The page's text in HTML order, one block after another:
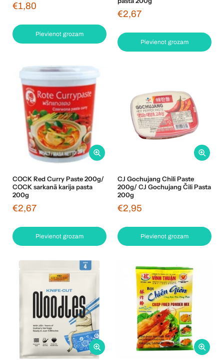
€1,80
Pievienot grozam
€2,67
Pievienot grozam
COCK Red Curry Paste 200g/
COCK sarkanā karija pasta
200g
€2,67
Pievienot grozam
CJ Gochujang Chili Paste
200g/ CJ Gochujang Čili Pasta
200g
€2,95
Pievienot grozam